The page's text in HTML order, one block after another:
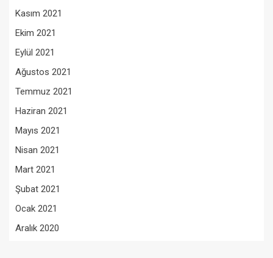
Kasım 2021
Ekim 2021
Eylül 2021
Ağustos 2021
Temmuz 2021
Haziran 2021
Mayıs 2021
Nisan 2021
Mart 2021
Şubat 2021
Ocak 2021
Aralık 2020